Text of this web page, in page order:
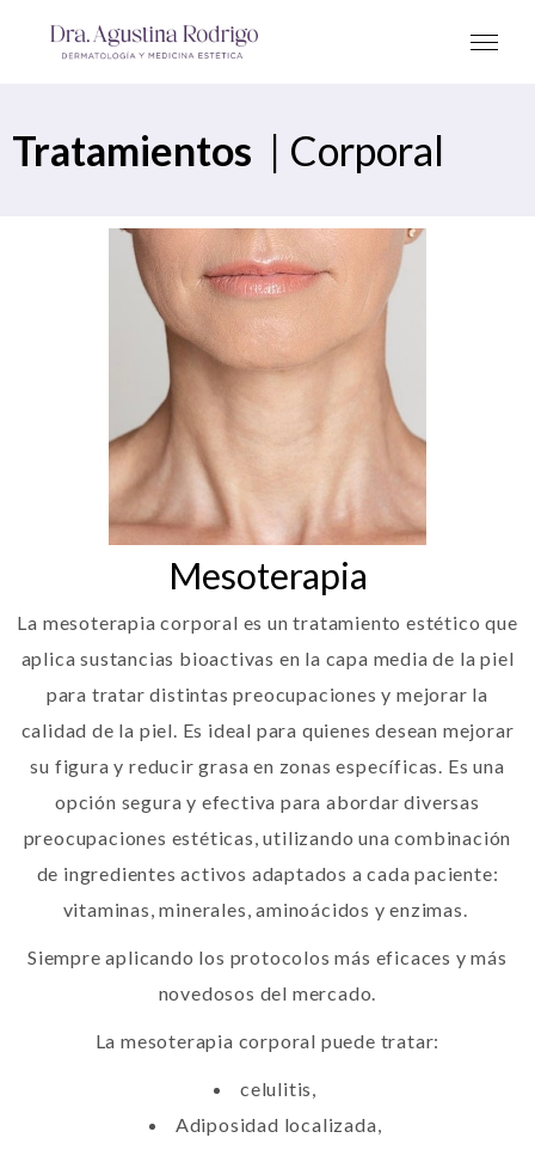
Tratamientos | Corporal
Mesoterapia
La mesoterapia corporal es un tratamiento estético que
aplica sustancias bioactivas en la capa media de la piel
para tratar distintas preocupaciones y mejorar la
calidad de la piel. Es ideal para quienes desean mejorar
su figura y reducir grasa en zonas específicas. Es una
opción segura y efectiva para abordar diversas
preocupaciones estéticas, utilizando una combinación
de ingredientes activos adaptados a cada paciente:
vitaminas, minerales, aminoácidos y enzimas.
Siempre aplicando los protocolos más eficaces y más
novedosos del mercado.
La mesoterapia corporal puede tratar:
celulitis,
Adiposidad localizada,